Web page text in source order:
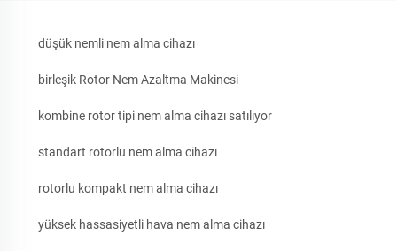
düşük nemli nem alma cihazı
birleşik Rotor Nem Azaltma Makinesi
kombine rotor tipi nem alma cihazı satılıyor
standart rotorlu nem alma cihazı
rotorlu kompakt nem alma cihazı
yüksek hassasiyetli hava nem alma cihazı